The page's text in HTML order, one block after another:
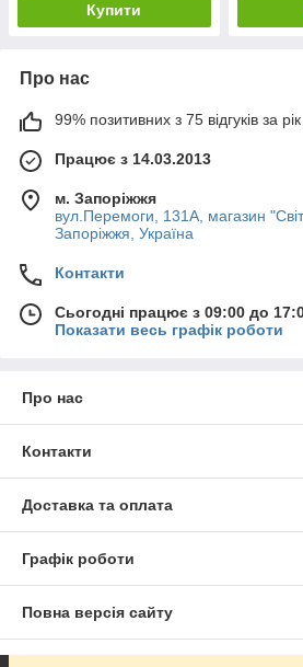
Купити
Про нас
99% позитивних з 75 відгуків за рік
Працює з 14.03.2013
м. Запоріжжя
вул.Перемоги, 131А, магазин
Запоріжжя, Україна
Контакти
Сьогодні працює з 09:00 до
Показати весь графік роботи
Про нас
Контакти
Доставка та оплата
Графік роботи
Повна версія сайту